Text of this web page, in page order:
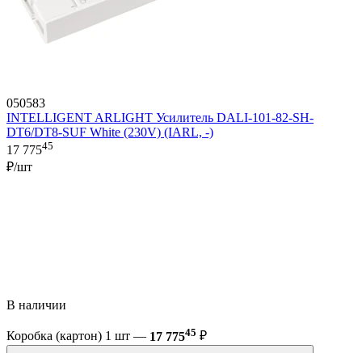
050583
INTELLIGENT ARLIGHT Усилитель DALI-101-82-SH-
DT6/DT8-SUF White (230V) (IARL, -)
17 77545
₽/шт
В наличии
Коробка (картон) 1 шт — 17 77545 ₽